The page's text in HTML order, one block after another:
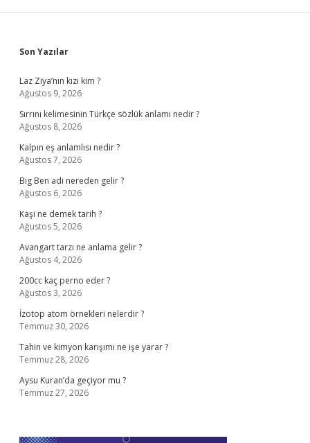
Sidebar
Son Yazılar
Laz Ziya’nın kızı kim ?
Ağustos 9, 2026
Sırrını kelimesinin Türkçe sözlük anlamı nedir ?
Ağustos 8, 2026
Kalpın eş anlamlısı nedir ?
Ağustos 7, 2026
Big Ben adı nereden gelir ?
Ağustos 6, 2026
Kaşi ne demek tarih ?
Ağustos 5, 2026
Avangart tarzı ne anlama gelir ?
Ağustos 4, 2026
200cc kaç perno eder ?
Ağustos 3, 2026
İzotop atom örnekleri nelerdir ?
Temmuz 30, 2026
Tahin ve kimyon karışımı ne işe yarar ?
Temmuz 28, 2026
Aysu Kuran’da geçiyor mu ?
Temmuz 27, 2026